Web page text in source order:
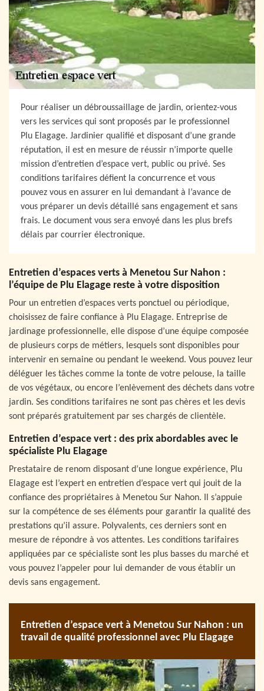
Pour réaliser un débroussaillage de jardin, orientez-vous
vers les services qui sont proposés par le professionnel
Plu Elagage. Jardinier qualifié et disposant d’une grande
réputation, il est en mesure de réussir n’importe quelle
mission d’entretien d’espace vert, public ou privé. Ses
conditions tarifaires défient la concurrence et vous
pouvez vous en assurer en lui demandant à l’avance de
vous préparer un devis détaillé sans engagement et sans
frais. Le document vous sera envoyé dans les plus brefs
délais par courrier électronique.
Entretien d’espaces verts à Menetou Sur Nahon :
l’équipe de Plu Elagage reste à votre disposition
Pour un entretien d’espaces verts ponctuel ou périodique,
choisissez de faire confiance à Plu Elagage. Entreprise de
jardinage professionnelle, elle dispose d’une équipe composée
de plusieurs corps de métiers, lesquels sont disponibles pour
intervenir en semaine ou pendant le weekend. Vous pouvez leur
déléguer les tâches comme la tonte de votre pelouse, la taille
de vos végétaux, ou encore l’enlèvement des déchets dans votre
jardin. Ses conditions tarifaires ne sont pas chères et les devis
sont préparés gratuitement par ses chargés de clientèle.
Entretien d’espace vert : des prix abordables avec le
spécialiste Plu Elagage
Prestataire de renom disposant d’une longue expérience, Plu
Elagage est l’expert en entretien d’espace vert qui jouit de la
confiance des propriétaires à Menetou Sur Nahon. Il s’appuie
sur la compétence de ses éléments pour garantir la qualité des
prestations qu’il assure. Polyvalents, ces derniers sont en
mesure de répondre à vos attentes. Les conditions tarifaires
appliquées par ce spécialiste sont les plus basses du marché et
vous pouvez l’appeler pour lui demander de vous établir un
devis sans engagement.
Entretien d’espace vert à Menetou Sur Nahon : un
travail de qualité professionnel avec Plu Elagage